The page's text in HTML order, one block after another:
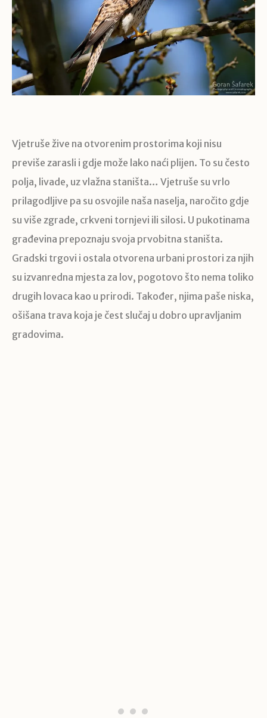
Vjetruše žive na otvorenim prostorima koji nisu
previše zarasli i gdje može lako naći plijen. To su često
polja, livade, uz vlažna staništa… Vjetruše su vrlo
prilagodljive pa su osvojile naša naselja, naročito gdje
su više zgrade, crkveni tornjevi ili silosi. U pukotinama
građevina prepoznaju svoja prvobitna staništa.
Gradski trgovi i ostala otvorena urbani prostori za njih
su izvanredna mjesta za lov, pogotovo što nema toliko
drugih lovaca kao u prirodi. Također, njima paše niska,
ošišana trava koja je čest slučaj u dobro upravljanim
gradovima.